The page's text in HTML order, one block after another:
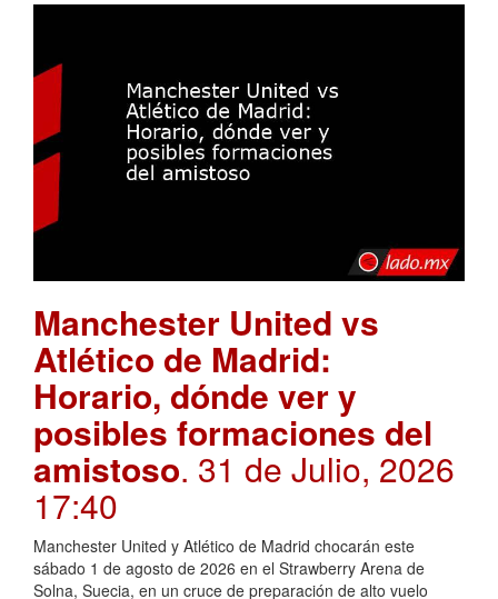
Manchester United vs
Atlético de Madrid:
Horario, dónde ver y
posibles formaciones del
amistoso. 31 de Julio, 2026
17:40
Manchester United y Atlético de Madrid chocarán este
sábado 1 de agosto de 2026 en el Strawberry Arena de
Solna, Suecia, en un cruce de preparación de alto vuelo